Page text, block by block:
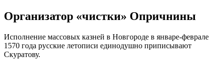
Организатор «чистки» Опричнины
Исполнение массовых казней в Новгороде в январе-феврале
1570 года русские летописи единодушно приписывают
Скуратову.